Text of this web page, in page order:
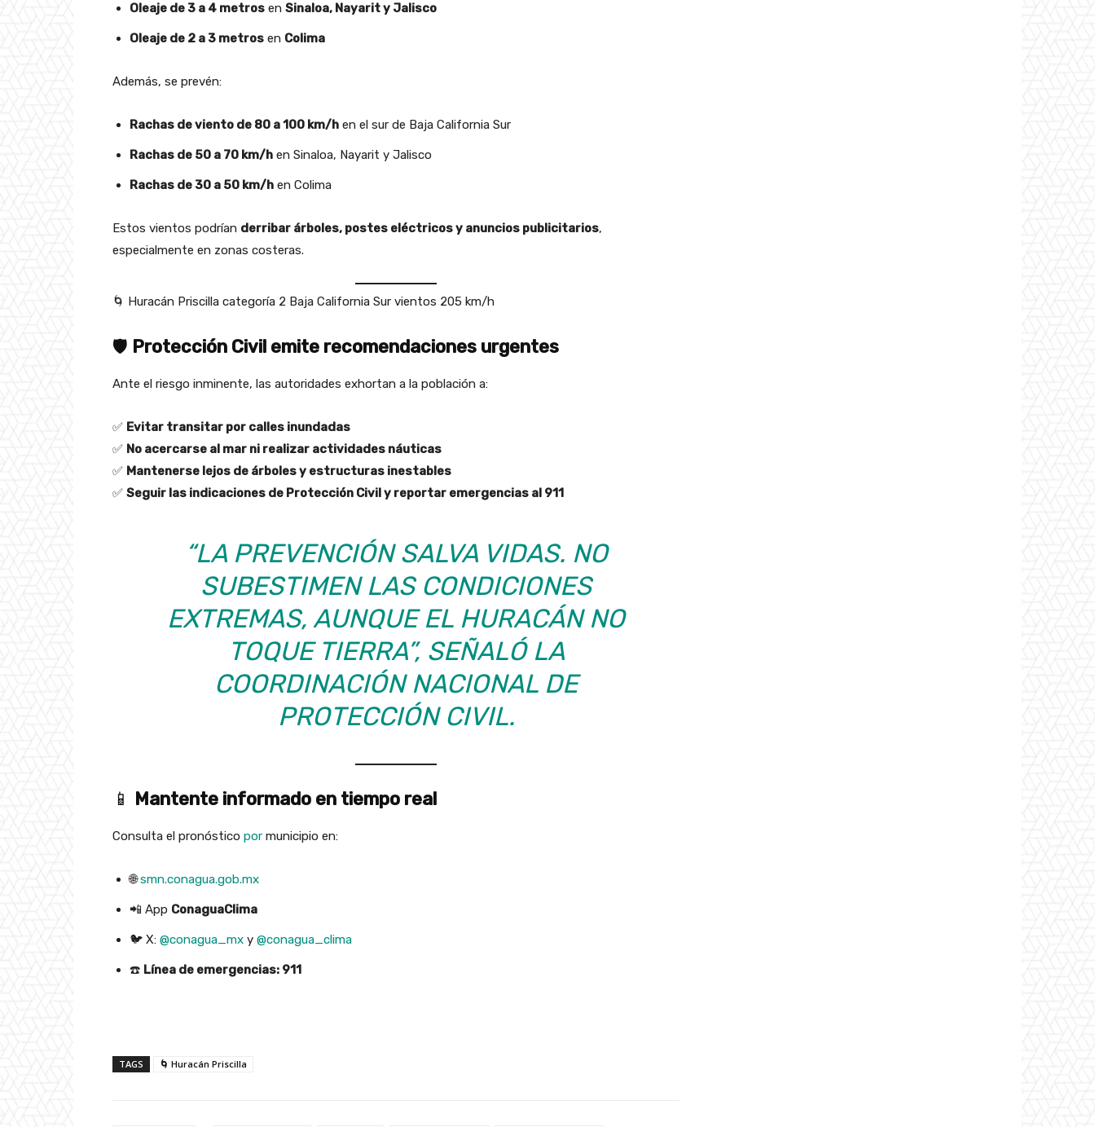
Oleaje de 3 a 4 metros en Sinaloa, Nayarit y Jalisco
Oleaje de 2 a 3 metros en Colima
Además, se prevén:
Rachas de viento de 80 a 100 km/h en el sur de Baja California Sur
Rachas de 50 a 70 km/h en Sinaloa, Nayarit y Jalisco
Rachas de 30 a 50 km/h en Colima
Estos vientos podrían derribar árboles, postes eléctricos y anuncios publicitarios,
especialmente en zonas costeras.
🌀 Huracán Priscilla categoría 2 Baja California Sur vientos 205 km/h
🛡️ Protección Civil emite recomendaciones urgentes
Ante el riesgo inminente, las autoridades exhortan a la población a:
✅ Evitar transitar por calles inundadas
✅ No acercarse al mar ni realizar actividades náuticas
✅ Mantenerse lejos de árboles y estructuras inestables
✅ Seguir las indicaciones de Protección Civil y reportar emergencias al 911
“LA PREVENCIÓN SALVA VIDAS. NO
SUBESTIMEN LAS CONDICIONES
EXTREMAS, AUNQUE EL HURACÁN NO
TOQUE TIERRA”, SEÑALÓ LA
COORDINACIÓN NACIONAL DE
PROTECCIÓN CIVIL.
📱 Mantente informado en tiempo real
Consulta el pronóstico por municipio en:
🌐smn.conagua.gob.mx
📲 App ConaguaClima
🐦 X: @conagua_mx y @conagua_clima
☎️ Línea de emergencias: 911
TAGS 🌀 Huracán Priscilla